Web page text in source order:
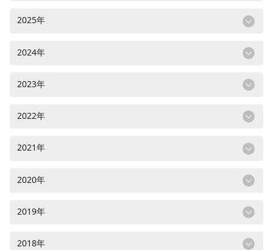
2025年
2024年
2023年
2022年
2021年
2020年
2019年
2018年